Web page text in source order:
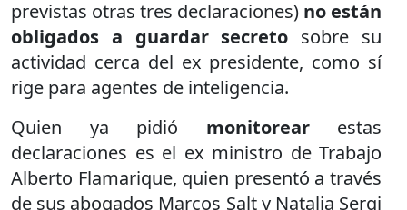
previstas otras tres declaraciones) no están
obligados a guardar secreto sobre su
actividad cerca del ex presidente, como sí
rige para agentes de inteligencia.
Quien ya pidió monitorearestas
declaraciones es el ex ministro de Trabajo
Alberto Flamarique, quien presentó a través
de sus abogados Marcos Salt y Natalia Sergi